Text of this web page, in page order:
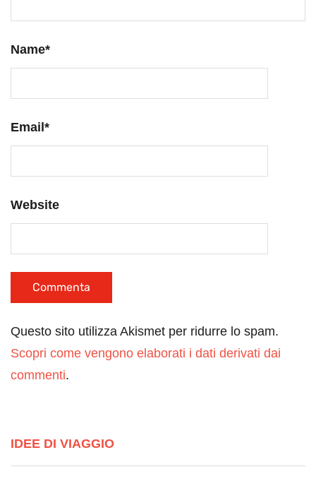
Name*
Email *
Website
Questo sito utilizza Akismet per ridurre lo spam.
Scopri come vengono elaborati i dati derivati dai
commenti.
IDEE DI VIAGGIO